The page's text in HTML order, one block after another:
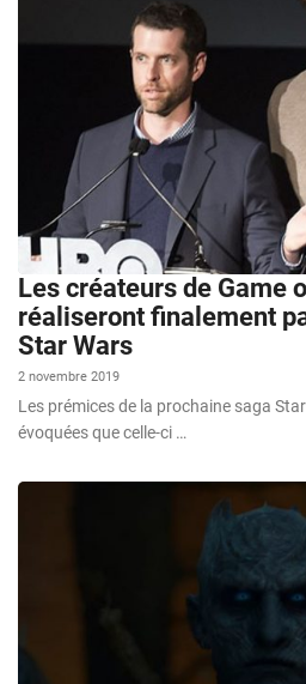
Les créateurs de Game
réaliseront finalement
Star Wars
2 novembre 2019
Les prémices de la prochaine saga
évoquées que celle-ci …